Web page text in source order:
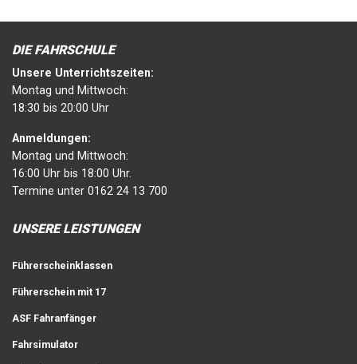
DIE FAHRSCHULE
Unsere Unterrichtszeiten:
Montag und Mittwoch:
18:30 bis 20:00 Uhr
Anmeldungen:
Montag und Mittwoch:
16:00 Uhr bis 18:00 Uhr.
Termine unter 0162 24 13 700
UNSERE LEISTUNGEN
Führerscheinklassen
Führerschein mit 17
ASF Fahranfänger
Fahrsimulator